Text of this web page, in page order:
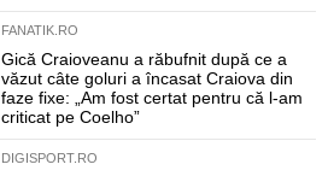
FANATIK.RO
Gică Craioveanu a răbufnit după ce a
văzut câte goluri a încasat Craiova din
faze fixe: „Am fost certat pentru că l-am
criticat pe Coelho”
DIGISPORT.RO